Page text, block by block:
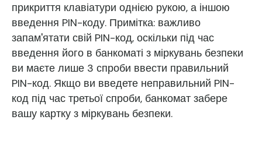
прикриття клавіатури однією рукою, а іншою
введення PIN-коду. Примітка: важливо
запам'ятати свій PIN-код, оскільки під час
введення його в банкоматі з міркувань безпеки
ви маєте лише 3 спроби ввести правильний
PIN-код. Якщо ви введете неправильний PIN-
код під час третьої спроби, банкомат забере
вашу картку з міркувань безпеки.